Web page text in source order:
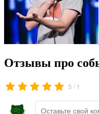
Отзывы про
5 / 1